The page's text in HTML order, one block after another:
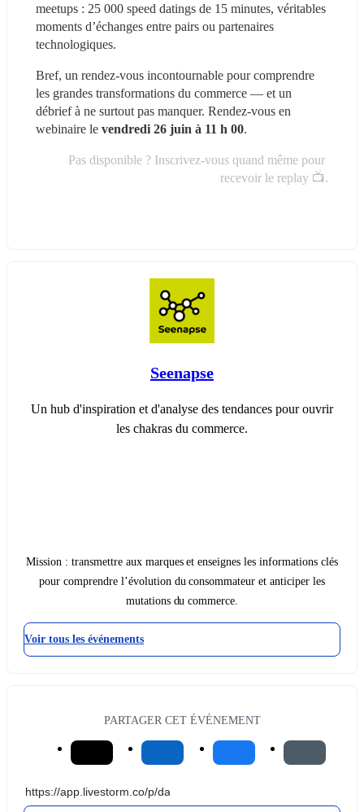
meetups : 25 000 speed datings de 15 minutes, véritables
moments d’échanges entre pairs ou partenaires
technologiques.
Bref, un rendez-vous incontournable pour comprendre
les grandes transformations du commerce — et un
débrief à ne surtout pas manquer. Rendez-vous en
webinaire le vendredi 26 juin à 11 h 00.
Pas disponible ? Inscrivez-vous quand même pour
recevoir le replay 📺.
Seenapse
Un hub d'inspiration et d'analyse des tendances pour ouvrir
les chakras du commerce.
Mission : transmettre aux marques et enseignes les informations clés
pour comprendre l’évolution du consommateur et anticiper les
mutations du commerce.
Voir tous les événements
PARTAGER CET ÉVÉNEMENT